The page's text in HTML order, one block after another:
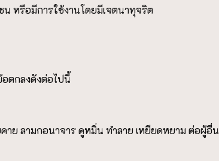
หรือมีการใช้งานโดยมีเจตนาทุจริต
อตกลงดังต่อไปนี้
ย ลามกอนาจาร ดูหมิ่น ทำลาย เหยียดหยาม ต่อผู้อื่น